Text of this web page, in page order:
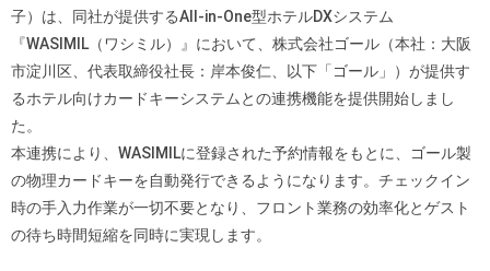
子）は、同社が提供するAll-in-One型ホテルDXシステム
『WASIMIL（ワシミル）』において、株式会社ゴール（本社：大阪
市淀川区、代表取締役社長：岸本俊仁、以下「ゴール」）が提供す
るホテル向けカードキーシステムとの連携機能を提供開始しまし
た。
本連携により、WASIMILに登録された予約情報をもとに、ゴール製
の物理カードキーを自動発行できるようになります。チェックイン
時の手入力作業が一切不要となり、フロント業務の効率化とゲスト
の待ち時間短縮を同時に実現します。